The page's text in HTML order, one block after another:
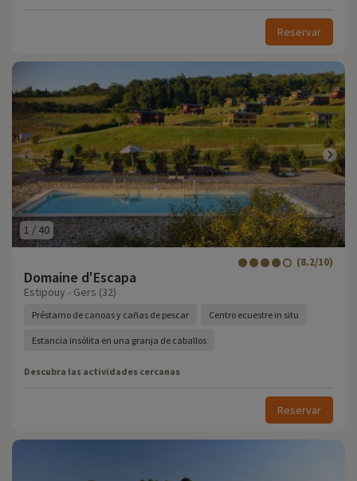
Reservar
1 / 40
Domaine d'Escapa
(8.2/10)
Estipouy - Gers (32)
Préstamo de canoas y cañas de pescar Centro ecuestre in situ
Estancia insólita en una granja de caballos
Descubra las actividades cercanas
Reservar